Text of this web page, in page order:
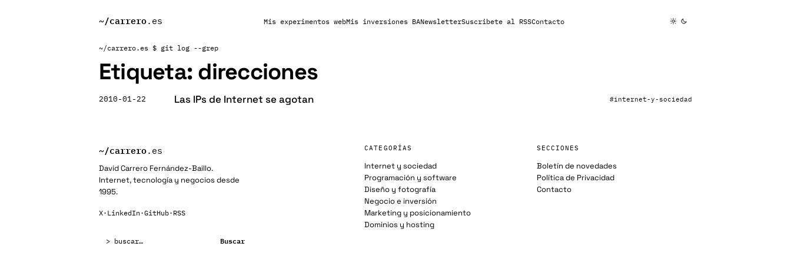
~/carrero.es Mis experimentos webMis inversiones BANewsletterSuscribete al RSSContacto
~/carrero.es $ git log --grep
Etiqueta: direcciones
2010-01-22 Las IPs de Internet se agotan #internet-y-sociedad
~/carrero.es
David Carrero Fernández-Baillo.
Internet, tecnología y negocios desde
1995.
X· LinkedIn·GitHub· RSS
Buscar
CATEGORÍAS
Internet y sociedad
Programación y software
Diseño y fotografía
Negocio e inversión
Marketing y posicionamiento
Dominios y hosting
SECCIONES
Boletín de novedades
Política de Privacidad
Contacto